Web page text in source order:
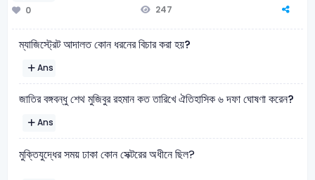
0
247
ম্যাজিস্ট্রেট আদালত কোন ধরনের বিচার করা হয়?
Ans
জাতির বঙ্গবন্ধু শেথ মুজিবুর রহমান কত তারিখে ঐতিহাসিক ৬ দফা ঘোষণা করেন?
Ans
মুক্তিযুদ্ধের সময় ঢাকা কোন সেক্টরের অধীনে ছিল?